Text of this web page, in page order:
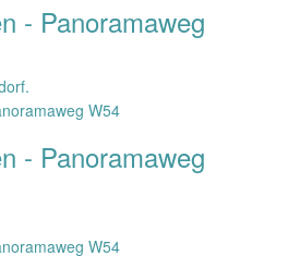
- Panoramaweg
- Panoramaweg